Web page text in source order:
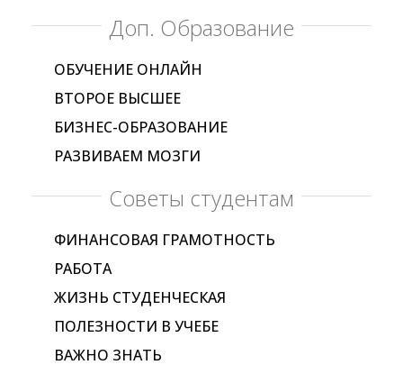
Доп. Образование
ОБУЧЕНИЕ ОНЛАЙН
ВТОРОЕ ВЫСШЕЕ
БИЗНЕС-ОБРАЗОВАНИЕ
РАЗВИВАЕМ МОЗГИ
Советы студентам
ФИНАНСОВАЯ ГРАМОТНОСТЬ
РАБОТА
ЖИЗНЬ СТУДЕНЧЕСКАЯ
ПОЛЕЗНОСТИ В УЧЕБЕ
ВАЖНО ЗНАТЬ